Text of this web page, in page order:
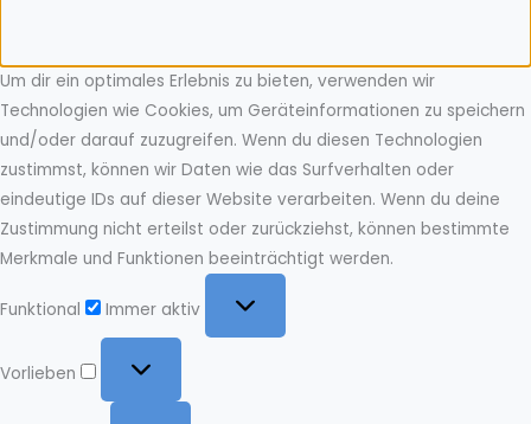
Um dir ein optimales Erlebnis zu bieten, verwenden wir
Technologien wie Cookies, um Geräteinformationen zu speichern
und/oder darauf zuzugreifen. Wenn du diesen Technologien
zustimmst, können wir Daten wie das Surfverhalten oder
eindeutige IDs auf dieser Website verarbeiten. Wenn du deine
Zustimmung nicht erteilst oder zurückziehst, können bestimmte
Merkmale und Funktionen beeinträchtigt werden.
Funktional
Immer aktiv
Vorlieben